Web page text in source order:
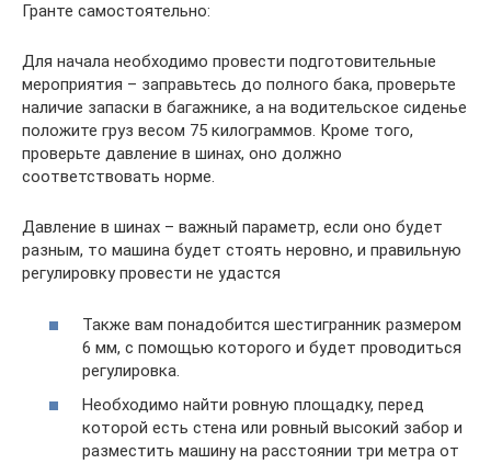
Гранте самостоятельно:
Для начала необходимо провести подготовительные
мероприятия – заправьтесь до полного бака, проверьте
наличие запаски в багажнике, а на водительское сиденье
положите груз весом 75 килограммов. Кроме того,
проверьте давление в шинах, оно должно
соответствовать норме.
Давление в шинах – важный параметр, если оно будет
разным, то машина будет стоять неровно, и правильную
регулировку провести не удастся
Также вам понадобится шестигранник размером
6 мм, с помощью которого и будет проводиться
регулировка.
Необходимо найти ровную площадку, перед
которой есть стена или ровный высокий забор и
разместить машину на расстоянии три метра от